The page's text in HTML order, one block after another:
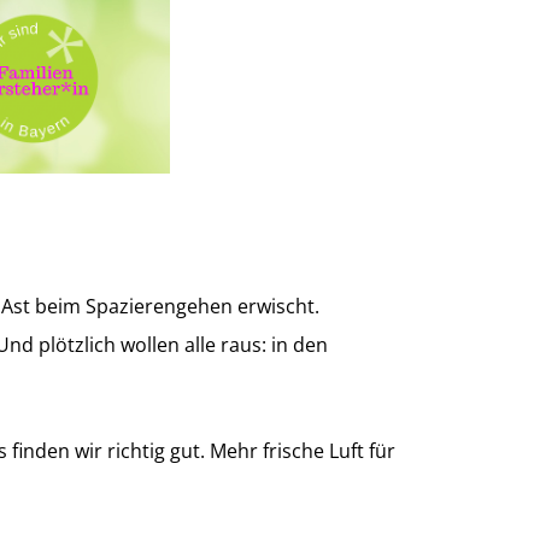
beim Spazierengehen erwischt.
plötzlich wollen alle raus: in den
finden wir richtig gut. Mehr frische Luft für